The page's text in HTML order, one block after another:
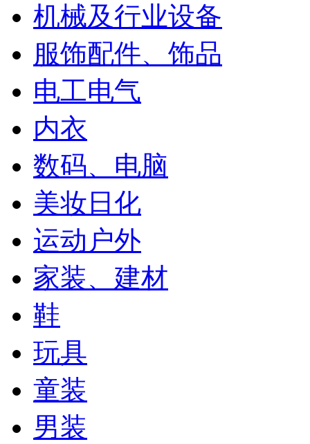
机械及行业设备
服饰配件、饰品
电工电气
内衣
数码、电脑
美妆日化
运动户外
家装、建材
鞋
玩具
童装
男装